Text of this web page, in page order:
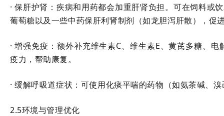
· 保肝护肾：疾病和用药都会加重肝肾负担。可在饲料或
葡萄糖以及一些中药保肝利肾制剂（如龙胆泻肝散），促
· 增强免疫：额外补充维生素C、维生素E、黄芪多糖、
疫力，帮助康复。
· 缓解呼吸道症状：可使用化痰平喘的药物（如氨茶碱、
2.5环境与管理优化